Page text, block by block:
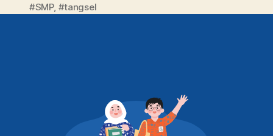
#SMP, #tangsel